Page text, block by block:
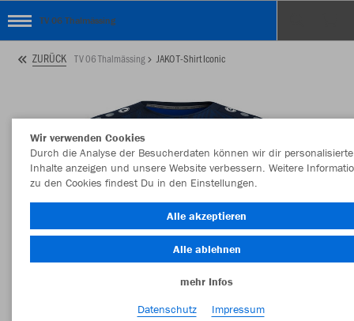
TV 06 Thalmässing
ZURÜCK TV 06 Thalmässing JAKO T-Shirt Iconic
Wir verwenden Cookies
Durch die Analyse der Besucherdaten können wir dir personalisierte
Inhalte anzeigen und unsere Website verbessern. Weitere
zu den Cookies findest Du in den Einstellungen.
Alle akzeptieren
Alle ablehnen
mehr Infos
Datenschutz
Impressum